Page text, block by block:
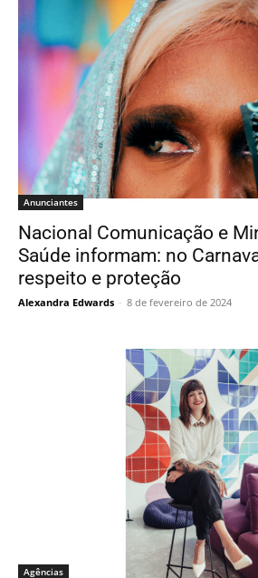
Anunciantes
Nacional Comunicação e
Saúde informam: no
respeito e proteção
Alexandra Edwards - 8 de fevereiro de 2024
Agências